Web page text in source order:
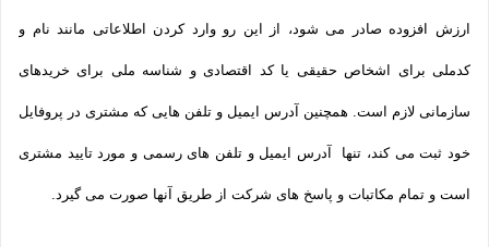
ارزش افزوده صادر می شود، از این رو وارد کردن اطلاعاتی مانند نام و
کدملی برای اشخاص حقیقی یا کد اقتصادی و شناسه ملی برای خریدهای
سازمانی لازم است. همچنین آدرس ایمیل و تلفن هایی که مشتری در پروفایل
خود ثبت می­ کند، تنها آدرس ایمیل و تلفن­ های رسمی و مورد تایید مشتری
است و تمام مکاتبات و پاسخ های شرکت از طریق آنها صورت می گیرد.